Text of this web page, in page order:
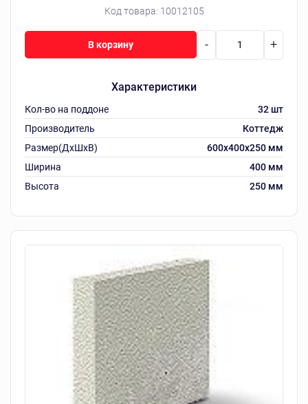
Код товара: 10012105
Характеристики
Кол-во на поддоне
32 шт
Производитель
Коттедж
Размер(ДхШхВ)
600х400х250 мм
Ширина
400 мм
Высота
250 мм
- +
В корзину